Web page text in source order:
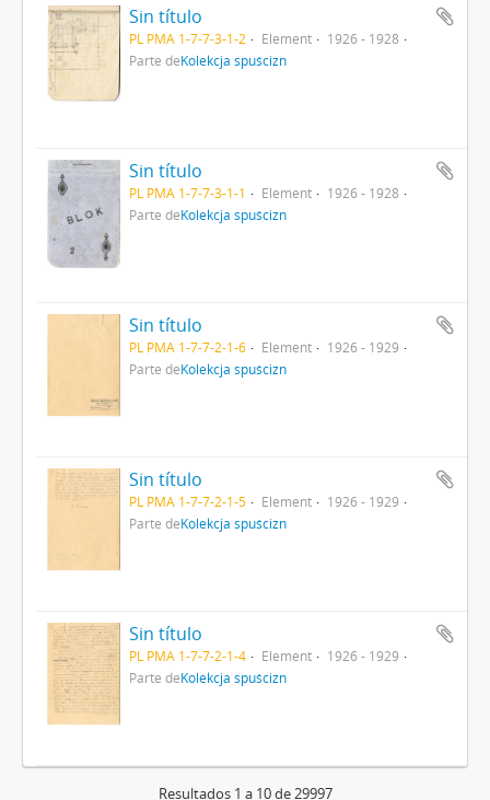
Sin título
PL PMA 1-7-7-3-1-2 Element
1926 - 1928
Parte deKolekcja spuścizn
Sin título
PL PMA 1-7-7-3-1-1 Element
1926 - 1928
Parte deKolekcja spuścizn
Sin título
PL PMA 1-7-7-2-1-6 Element
1926 - 1929
Parte deKolekcja spuścizn
Sin título
PL PMA 1-7-7-2-1-5 Element
1926 - 1929
Parte deKolekcja spuścizn
Sin título
PL PMA 1-7-7-2-1-4 Element
1926 - 1929
Parte deKolekcja spuścizn
Resultados 1 a 10 de 29997